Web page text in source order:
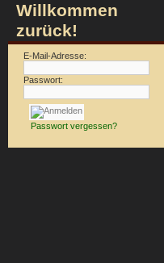
Willkommen
zurück!
E-Mail-Adresse:
Passwort:
Passwort vergessen?